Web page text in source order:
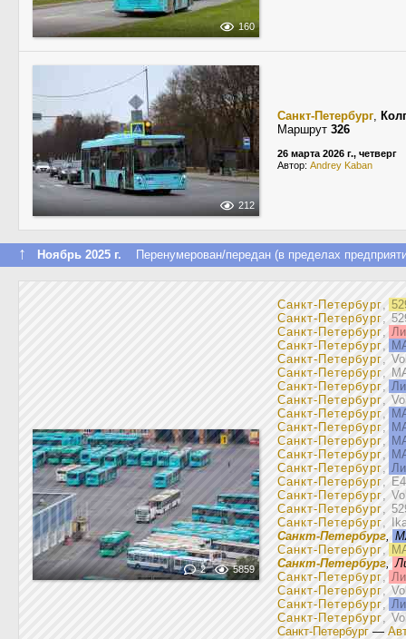
160
212
Санкт-Петербург,
Маршрут 326
26 марта 2026 г., четверг
Автор: Andrey Kaban
↑ Ноябрь 2025 г. Перенумерован/передан (в пределах
2 5859
Санкт-Петербург,
Санкт-Петербург,
Санкт-Петербург,
Санкт-Петербург,
Санкт-Петербург,
Санкт-Петербург,
Санкт-Петербург,
Санкт-Петербург,
Санкт-Петербург,
Санкт-Петербург,
Санкт-Петербург,
Санкт-Петербург,
Санкт-Петербург,
Санкт-Петербург,
Санкт-Петербург,
Санкт-Петербург,
Санкт-Петербург,
Санкт-Петербург,
Санкт-Петербург,
Санкт-Петербург,
Санкт-Петербург,
Санкт-Петербург,
Санкт-Петербург,
Санкт-Петербург,
Санкт-Петербург —